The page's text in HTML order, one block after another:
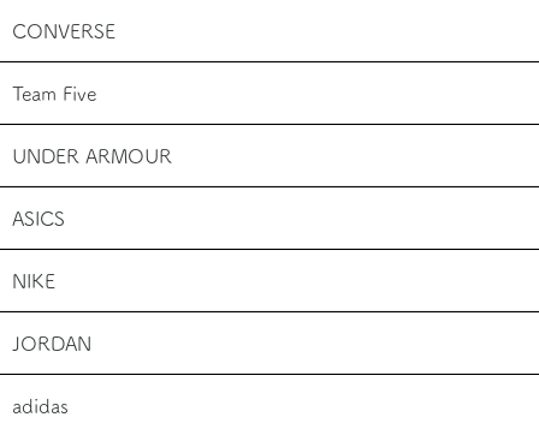
CONVERSE
Team Five
UNDER ARMOUR
ASICS
NIKE
JORDAN
adidas